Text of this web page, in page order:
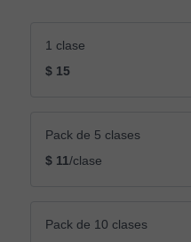
1 clase
$ 15
Pack de 5 clases
$ 11/clase
Pack de 10 clases